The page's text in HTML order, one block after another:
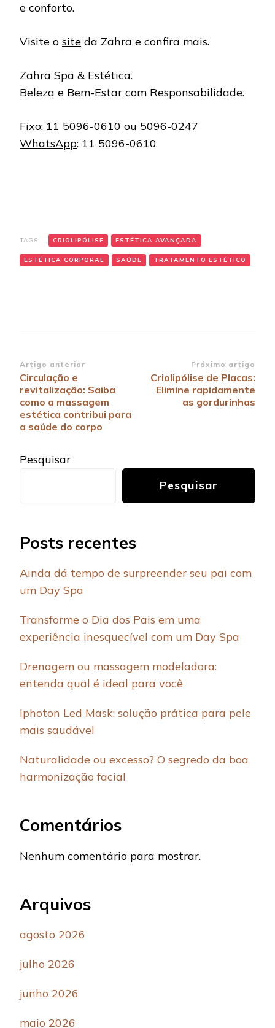
e conforto.
Visite o site da Zahra e confira mais.
Zahra Spa & Estética.
Beleza e Bem-Estar com Responsabilidade.
Fixo: 11 5096-0610 ou 5096-0247
WhatsApp: 11 5096-0610
TAGS: CRIOLIPÓLISE ESTÉTICA AVANÇADA
ESTÉTICA CORPORAL SAÚDE TRATAMENTO ESTÉTICO
Navegação
de
post
Artigo anterior
Circulação e
revitalização: Saiba
como a massagem
estética contribui para
a saúde do corpo
Próximo artigo
Criolipólise de Placas:
Elimine rapidamente
as gordurinhas
Pesquisar
Pesquisar
Posts recentes
Ainda dá tempo de surpreender seu pai com
um Day Spa
Transforme o Dia dos Pais em uma
experiência inesquecível com um Day Spa
Drenagem ou massagem modeladora:
entenda qual é ideal para você
Iphoton Led Mask: solução prática para pele
mais saudável
Naturalidade ou excesso? O segredo da boa
harmonização facial
Comentários
Nenhum comentário para mostrar.
Arquivos
agosto 2026
julho 2026
junho 2026
maio 2026